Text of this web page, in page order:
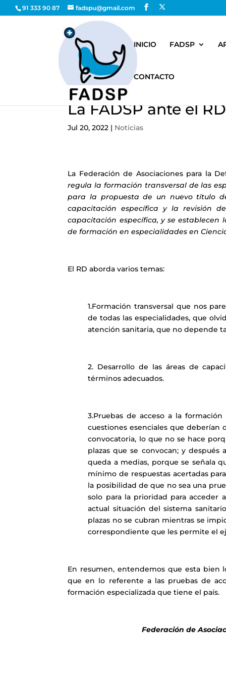
91 333 90 87 fadspu@gmail.com
INICIO FADSP
CONTACTO
La FADSP ante el
Jul 20, 2022 | Noticias
La Federación de Asociaciones para la
regula la formación transversal de las
para la propuesta de un nuevo título
capacitación específica y la revisión
capacitación específica, y se establecen
de formación en especialidades en
El RD aborda varios temas:
1.Formación transversal que nos
de todas las especialidades, que
atención sanitaria, que no depende
2. Desarrollo de las áreas de
términos adecuados.
3.Pruebas de acceso a la
cuestiones esenciales que deberían
convocatoria, lo que no se hace
plazas que se convocan; y después
queda a medias, porque se señala
mínimo de respuestas acertadas
la posibilidad de que no sea una
solo para la prioridad para acceder
actual situación del sistema
plazas no se cubran mientras se
correspondiente que les permite el
En resumen, entendemos que esta bien
que en lo referente a las pruebas de
formación especializada que tiene el país.
Federación de